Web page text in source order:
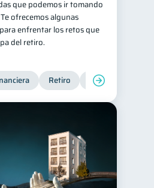
que podemos ir tomando
ofrecemos algunas
enfrentar los retos que
del retiro.
Retiro Cuenta